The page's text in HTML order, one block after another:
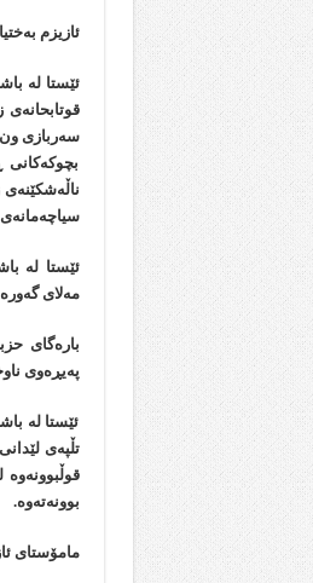
ئازیزم
ئێستا لە
سەربازی
سیاچەمانەی
ئێستا لە
مەلای
بارەگای
پەیڕەوی
ئێستا لە
تڵپەی
بوونەتەوە.
مامۆستای